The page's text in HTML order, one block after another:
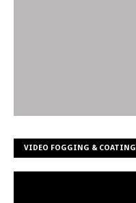
VIDEO FOGGING & COATING